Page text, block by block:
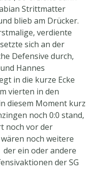
Strittmatter
blieb am Drücker.
verdiente
sich an der
Defensive durch,
Hannes
in die kurze Ecke
vierten in den
diesem Moment kurz
noch 0:0 stand,
noch vor der
noch weitere
ein oder andere
der SG